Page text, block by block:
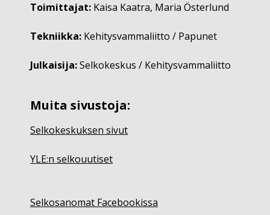
Toimittajat: Kaisa Kaatra, Maria Österlund
Tekniikka: Kehitysvammaliitto / Papunet
Julkaisija:Selkokeskus / Kehitysvammaliitto
Muita sivustoja:
Selkokeskuksen sivut
YLE:n selkouutiset
Selkosanomat Facebookissa